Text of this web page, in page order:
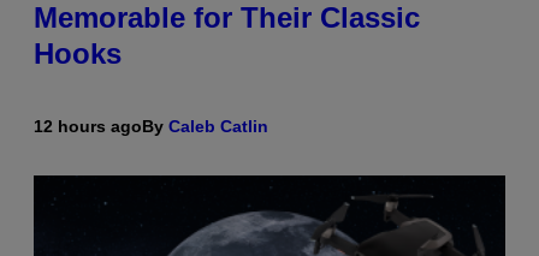
Memorable for Their Classic
Hooks
12 hours agoBy Caleb Catlin